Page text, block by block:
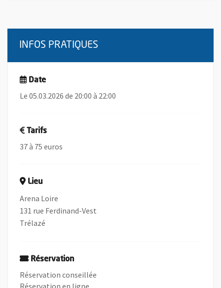
INFOS PRATIQUES
Date
Le 05.03.2026 de 20:00 à 22:00
Tarifs
37 à 75 euros
Lieu
Arena Loire
131 rue Ferdinand-Vest
Trélazé
Réservation
Réservation conseillée
Réservation en ligne